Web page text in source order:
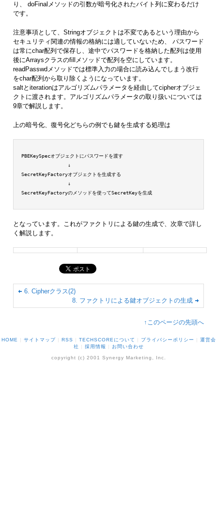
り、 doFinalメソッドの引数が暗号化されたバイト列に変わるだけ
です。
注意事項として、Stringオブジェクトは不変であるという理由から
セキュリティ関連の情報の格納には適していないため、 パスワード
は常にchar配列で保存し、途中でパスワードを格納した配列は使用
後にArraysクラスのfillメソッドで配列を空にしています。
readPasswdメソッドでは標準入力の場合に読み込んでしまう改行
をchar配列から取り除くようになっています。
saltとiterationはアルゴリズムパラメータを経由してcipherオブジェ
クトに渡されます。アルゴリズムパラメータの取り扱いについては
9章で解説します。
上の暗号化、復号化どちらの例でも鍵を生成する処理は
PBEKeySpecオブジェクトにパスワードを渡す
                 ↓
SecretKeyFactoryオブジェクトを生成する
                 ↓
SecretKeyFactoryのメソッドを使ってSecretKeyを生成
となっています。これがファクトリによる鍵の生成で、次章で詳し
く解説します。
6. Cipherクラス(2)
8. ファクトリによる鍵オブジェクトの生成
↑このページの先頭へ
HOME | サイトマップ| RSS | TECHSCOREについて | プライバシーポリシー | 運営会
社 | 採用情報 | お問い合わせ
copyright (c) 2001 Synergy Marketing, Inc.